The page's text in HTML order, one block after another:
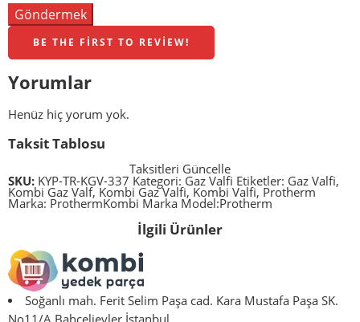
BE THE FIRST TO REVIEW!
Yorumlar
Henüz hiç yorum yok.
Taksit Tablosu
Taksitleri Güncelle
SKU: KYP-TR-KGV-337 Kategori: Gaz Valfi Etiketler: Gaz Valfi,
Kombi Gaz Valf, Kombi Gaz Valfi, Kombi Valfi, Protherm
Marka: ProthermKombi Marka Model:Protherm
İlgili Ürünler
Soğanlı mah. Ferit Selim Paşa cad. Kara Mustafa Paşa SK.